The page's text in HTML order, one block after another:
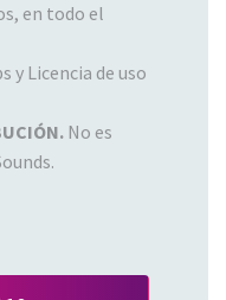
en todo el
y Licencia de uso
No es